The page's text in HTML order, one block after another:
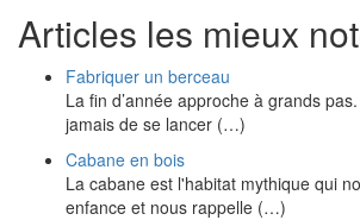
Articles les mieux
Fabriquer un berceau
La fin d’année approche à grands
jamais de se lancer (…)
Cabane en bois
La cabane est l'habitat mythique qui
enfance et nous rappelle (…)